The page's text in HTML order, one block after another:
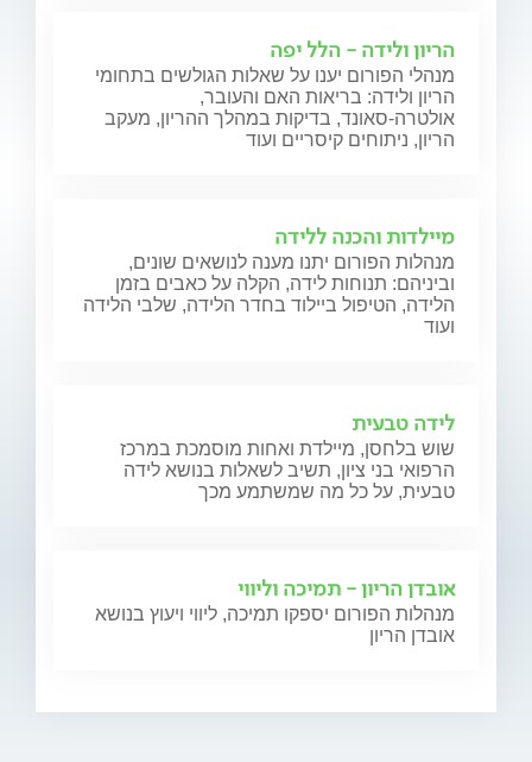
הריון ולידה - הלל יפה
מנהלי הפורום יענו על שאלות הגולשים בתחומי
הריון ולידה: בריאות האם והעובר,
אולטרה-סאונד, בדיקות במהלך ההריון, מעקב
הריון, ניתוחים קיסריים ועוד
מיילדות והכנה ללידה
מנהלות הפורום יתנו מענה לנושאים שונים,
וביניהם: תנוחות לידה, הקלה על כאבים בזמן
הלידה, הטיפול ביילוד בחדר הלידה, שלבי הלידה
ועוד
לידה טבעית
שוש בלחסן, מיילדת ואחות מוסמכת במרכז
הרפואי בני ציון, תשיב לשאלות בנושא לידה
טבעית, על כל מה שמשתמע מכך
אובדן הריון - תמיכה וליווי
מנהלות הפורום יספקו תמיכה, ליווי ויעוץ בנושא
אובדן הריון